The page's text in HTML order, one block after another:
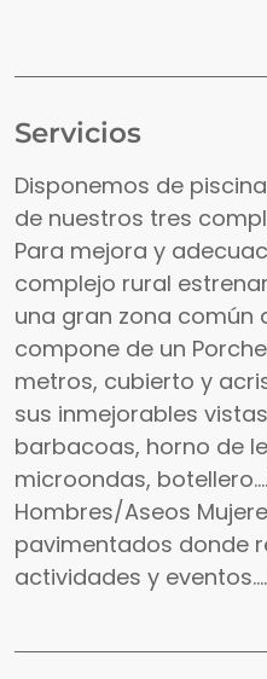
Servicios
Disponemos de
de nuestros tres
Para mejora y
complejo rural
una gran zona común
compone de un
metros, cubierto y
sus inmejorables
barbacoas, horno de
microondas,
Hombres/Aseos
pavimentados donde
actividades y eventos....